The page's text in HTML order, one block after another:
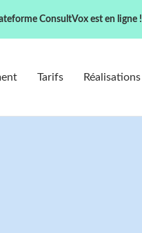
ConsultVox est en ligne !
Tarifs Réalisations